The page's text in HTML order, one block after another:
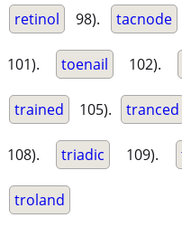
retinol 98). tacnode
101). toenail 102).
trained 105). tranced
108). triadic 109).
troland